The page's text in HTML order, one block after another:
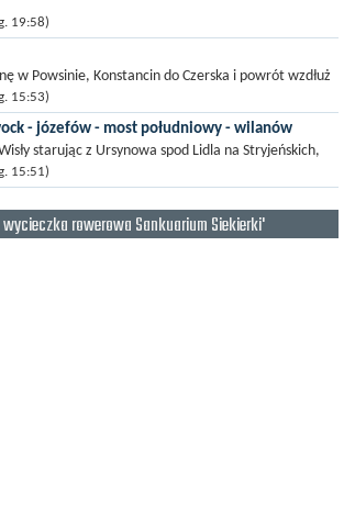
Sobieskiego, Czerniakowską na Bulwary Wiślane i
z tamtąd mostem Gdańskim na drugą stronę...
19:58)
w Powsinie, Konstancin do Czerska i powrót wzdłuż
przez stary Powsin i Korbońskiego w górę
15:53)
- józefów - most południowy - wilanów
starując z Ursynowa spod Lidla na Stryjeńskich,
w dół, przez Powsin, wokół Jeziora pod...
15:51)
rowerowa Sankuarium Siekierki'